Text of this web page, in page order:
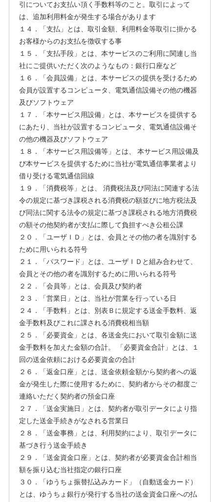
引についてお支払い頂く手数料等のこと。取引によって
は、追加利用料金が発生する場合があります
１４．「支払」とは、取引金額、利用料金等取引に掛かる
お客様からのお支払を徴収する事
１５．「支払手段」とは、本サービスのご利用に関連し当
社にご提供いただく次のようなもの：銀行口座など
１６．「会員設備」とは、本サービスの提供を受けるため
会員が設置するコンピュータ、電気通信設備その他の機器
及びソフトウェア
１７．「本サービス用設備」とは、本サービスを提供する
にあたり、当社が設置するコンピュータ、電気通信設備そ
の他の機器及びソフトウェア
１８．「本サービス用設備等」とは、 本サービス用設備及
び本サービスを提供するために当社が電気通信事業者より
借り受ける電気通信回線
１９．「消費税等」とは、 消費税法及び同法に関連する法
令の規定に基づき課税される消費税の額並びに地方税法及
び同法に関する法令の規定に基づき課税される地方消費税
の額その他契約者が支払に際して負担すべき公租公課
２０．「ユーザＩＤ」とは、会員とその他の者を識別する
ために用いられる符号
２１．「パスワード」とは、ユーザＩＤと組み合わせて、
会員とその他の者を識別するために用いられる符号
２２．「会員等」とは、会員及び契約者
２３．「営業日」とは、当社が営業を行っている日
２４．「手数料」とは、別表Ｂに規定する送金手数料、返
金手数料及びこれに課される消費税相当額
２５．「必要資金」とは、各送金先において取引金額に送
金手数料を加えた金額の合計。 「必要資金合計」とは、１
回の送金依頼における必要資金の合計
２６．「返金口座」とは、送金依頼金額から契約者への返
金が発生した際に使用するために、契約者からその都度ご
連絡いただく契約者の預金口座
２７．「送金実施日」とは、契約者が取引データにより指
定した送金手続きがなされる営業日
２８．「送金事務」とは、利用契約により、取引データに
基づき行う送金手続き
２９．「送金資金口座」とは、契約者が必要資金合計相当
額を振り込む当社指定の銀行口座
３０．「ゆうちょ振替払込みカード」（自動送金カード）
とは、ゆうちょ銀行が発行する当社の送金資金口座への払